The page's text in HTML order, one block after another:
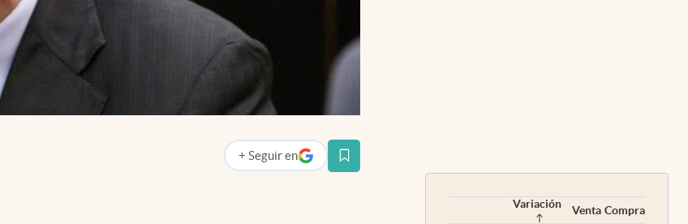
+ Seguir en
abre en nueva pestaña
Variación Venta Compra